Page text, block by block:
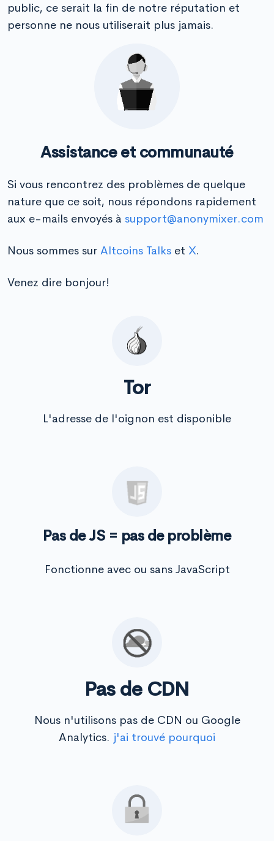
public, ce serait la fin de notre réputation et
personne ne nous utiliserait plus jamais.
Assistance et communauté
Si vous rencontrez des problèmes de quelque
nature que ce soit, nous répondons rapidement
aux e-mails envoyés à support@anonymixer.com
Nous sommes sur Altcoins Talks et X.
Venez dire bonjour!
Tor
L'adresse de l'oignon est disponible
Pas de JS = pas de problème
Fonctionne avec ou sans JavaScript
Pas de CDN
Nous n'utilisons pas de CDN ou Google
Analytics. j'ai trouvé pourquoi